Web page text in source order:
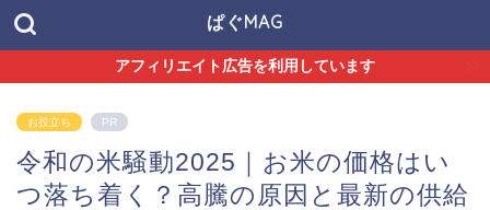
ぱぐMAG
アフィリエイト広告を利用しています
お役立ち PR
令和の米騒動2025｜お米の価格はい
つ落ち着く？高騰の原因と最新の供給